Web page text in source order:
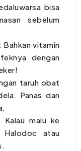
bisa
sebelum
vitamin
dengan
taruh obat
Panas dan
malu ke
atau